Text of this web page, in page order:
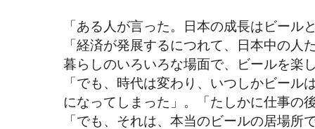
「ある人が言った。日本の成長はビール
「経済が発展するにつれて、日本中の
暮らしのいろいろな場面で、ビールを楽
「でも、時代は変わり、いつしかビー
になってしまった」。「たしかに仕事の
「でも、それは、本当のビールの居場所